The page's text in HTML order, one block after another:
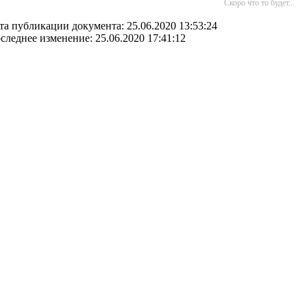
Скоро что то будет...
публикации документа: 25.06.2020 13:53:24
изменение: 25.06.2020 17:41:12